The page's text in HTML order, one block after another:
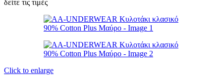
δείτε τις τιμές
Click to enlarge